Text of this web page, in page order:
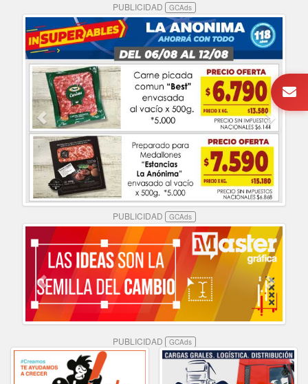
PUBLICIDAD GCAds
PUBLICIDAD GCAds
PUBLICIDAD GCAds